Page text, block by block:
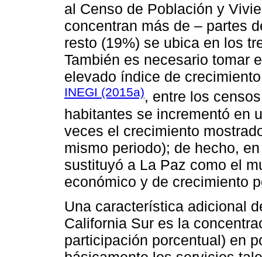
al Censo de Población y
concentran más de – partes
resto (19%) se ubica en los
También es necesario tomar
elevado índice de
INEGI (2015a), entre los
habitantes se incrementó en
veces el crecimiento
mismo periodo); de hecho,
sustituyó a La Paz como el
económico y de crecimiento
Una característica adicional
California Sur es la
participación porcentual) en